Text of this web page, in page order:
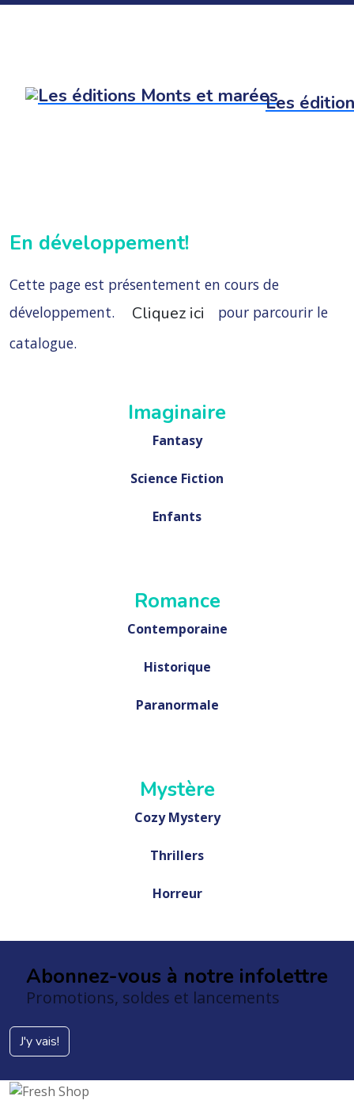
Les
En développement!
Cette page est présentement en cours de
développement.
Cliquez ici
pour parcourir le
catalogue.
Imaginaire
Fantasy
Science Fiction
Enfants
Romance
Contemporaine
Historique
Paranormale
Mystère
Cozy Mystery
Thrillers
Horreur
Abonnez-vous à notre infolettre
Promotions, soldes et lancements
J'y vais!